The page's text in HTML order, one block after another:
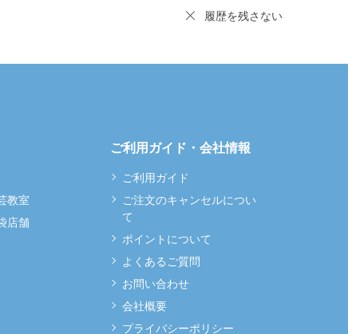
履歴を残さない
教室
店舗
ご利用ガイド・会社情報
ご利用ガイド
ご注文のキャンセルについ
て
ポイントについて
よくあるご質問
お問い合わせ
会社概要
プライバシーポリシー